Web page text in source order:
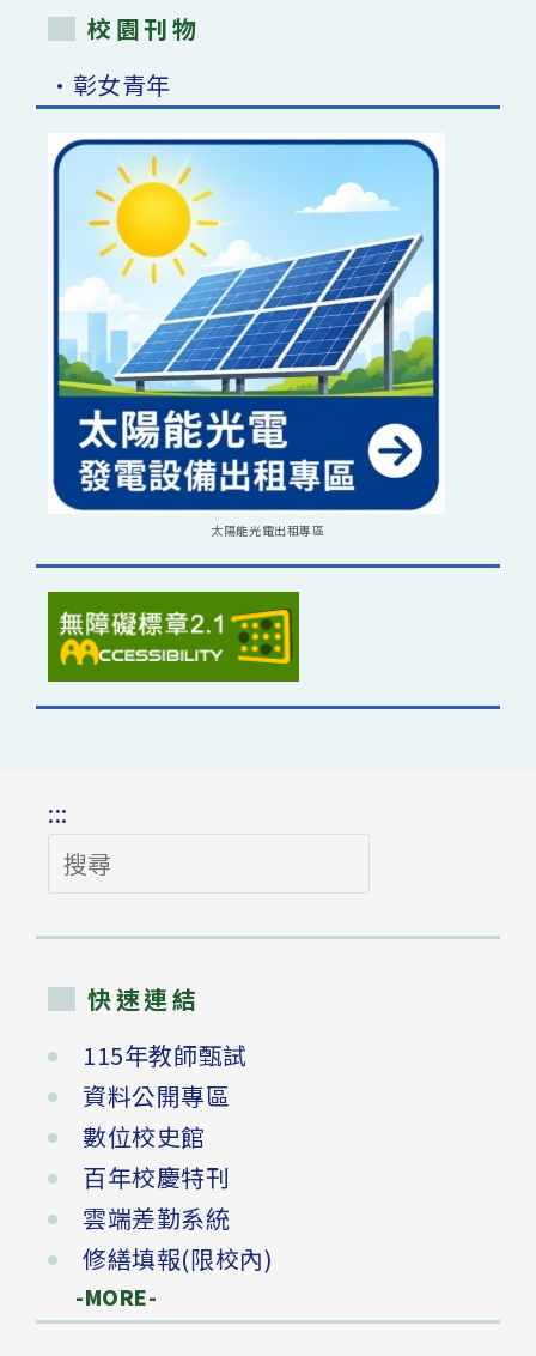
校園刊物
•彰女青年
太陽能光電出租專區
:::
搜
尋
快速連結
115年教師甄試
資料公開專區
數位校史館
百年校慶特刊
雲端差勤系統
修繕填報(限校內)
-MORE-